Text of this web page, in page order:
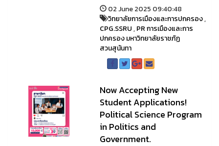
02 June 2025 09:40:48
วิทยาลัยการเมืองและการปกครอง,
CPG.SSRU,PR การเมืองและการ
ปกครอง มหาวิทยาลัยราชภัฏ
สวนสุนันทา
Now Accepting New
Student Applications!
Political Science Program
in Politics and
Government.